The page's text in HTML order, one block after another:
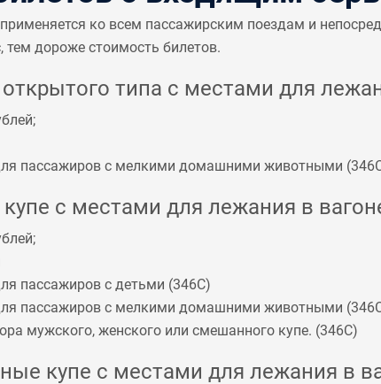
ко всем пассажирским поездам и
дороже стоимость билетов.
типа с местами для
пассажиров с мелкими домашними животными (
с местами для лежания в
пассажиров с детьми (346С)
пассажиров с мелкими домашними животными (
мужского, женского или смешанного купе. (346С)
купе с местами для лежания в